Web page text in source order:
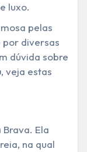
luxo.
pelas
por diversas
dúvida sobre
, veja estas
Ela
na qual